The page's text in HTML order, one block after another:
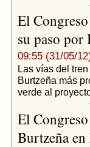
El
su paso por
09:55 (31/05/
Las vías del
Burtzeña más
verde al
El
Burtzeña